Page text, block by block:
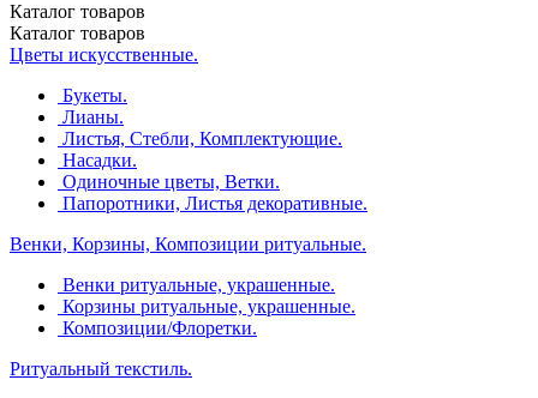
Каталог товаров
Каталог товаров
Цветы искусственные.
Букеты.
Лианы.
Листья, Стебли, Комплектующие.
Насадки.
Одиночные цветы, Ветки.
Папоротники, Листья декоративные.
Венки, Корзины, Композиции ритуальные.
Венки ритуальные, украшенные.
Корзины ритуальные, украшенные.
Композиции/Флоретки.
Ритуальный текстиль.